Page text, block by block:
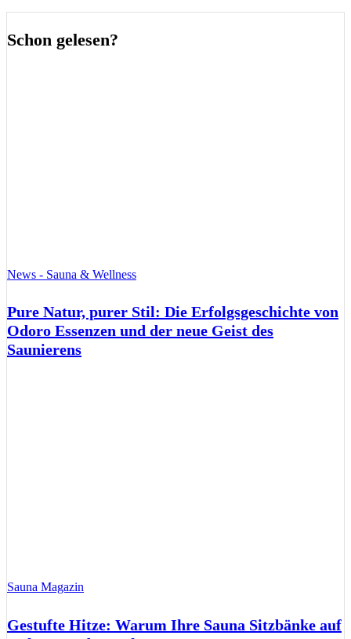
Schon gelesen?
News - Sauna & Wellness
Pure Natur, purer Stil: Die Erfolgsgeschichte von
Odoro Essenzen und der neue Geist des
Saunierens
Sauna Magazin
Gestufte Hitze: Warum Ihre Sauna Sitzbänke auf